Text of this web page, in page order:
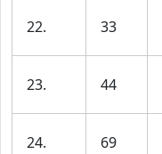
22. 33
23. 44
24. 69